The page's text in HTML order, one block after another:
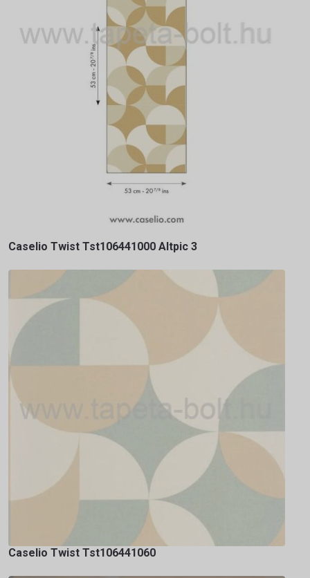
Caselio Twist Tst106441000 Altpic 3
Caselio Twist Tst106441060